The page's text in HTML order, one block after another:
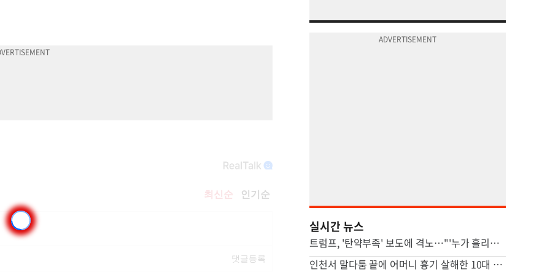
실시간 뉴스
트럼프, '탄약부족' 보도에 격노…"'누가 흘리나' 색출 지시"
인천서 말다툼 끝에 어머니 흉기 살해한 10대 아들 체포